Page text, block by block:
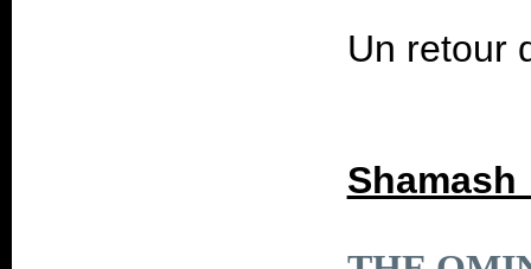
Un retour
Shamash